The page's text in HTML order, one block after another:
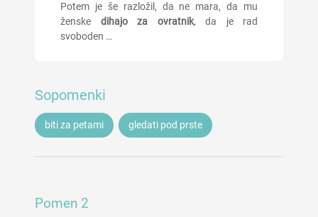
Potem je še razložil, da ne mara, da mu
ženske dihajo za ovratnik, da je rad
svoboden …
Sopomenki
biti za petami gledati pod prste
Pomen 2